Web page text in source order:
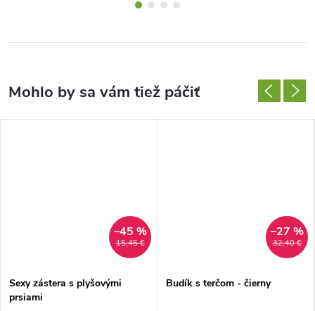
15,45 €
–45 %
Sexy zástera s plyšovými
prsiami
32,40 €
–27 %
Budík s terčom - čierny